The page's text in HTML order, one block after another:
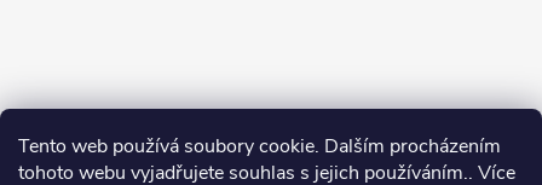
Tento web používá soubory cookie. Dalším procházením
tohoto webu vyjadřujete souhlas s jejich používáním.. Více